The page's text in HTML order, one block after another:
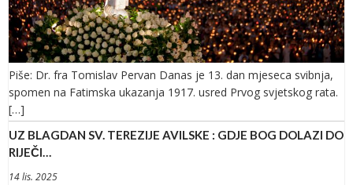
Piše: Dr. fra Tomislav Pervan Danas je 13. dan mjeseca svibnja,
spomen na Fatimska ukazanja 1917. usred Prvog svjetskog rata.
[…]
UZ BLAGDAN SV. TEREZIJE AVILSKE : GDJE BOG DOLAZI DO
RIJEČI…
14 lis. 2025